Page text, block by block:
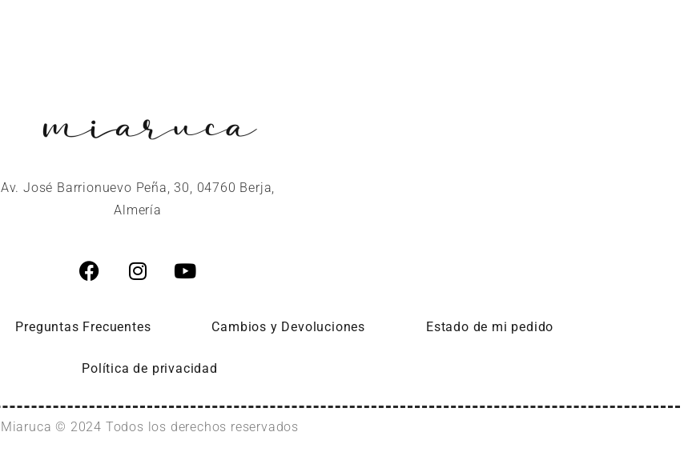
Av. José Barrionuevo Peña, 30, 04760 Berja,
Almería
Preguntas Frecuentes Cambios y Devoluciones Estado de mi pedido
Política de privacidad
Miaruca © 2024 Todos los derechos reservados